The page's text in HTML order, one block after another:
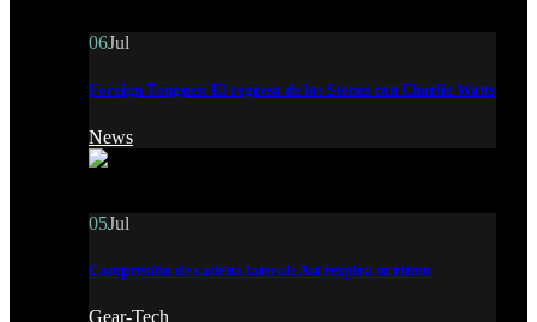
06Jul
Foreign Tongues: El regreso de los Stones con Charlie Watts
News
05Jul
Compresión de cadena lateral: Así respira tu ritmo
Gear-Tech